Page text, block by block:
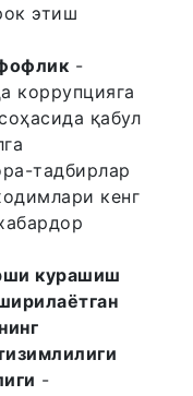
этиш
-
коррупцияга
қабул
тадбирлар
кенг
курашиш
-